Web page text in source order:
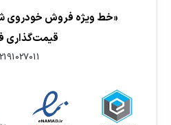
«خط ویژه فروش خودروی
قیمت‌گذاری